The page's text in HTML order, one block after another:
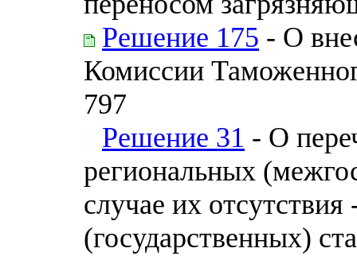
Решение 175 - О
Комиссии
797
Решение 31 - О
региональных
случае их
(государственных)